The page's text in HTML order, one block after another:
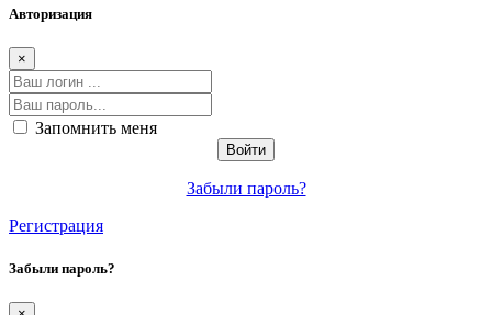
Авторизация
×
Запомнить меня
Забыли пароль?
Регистрация
Забыли пароль?